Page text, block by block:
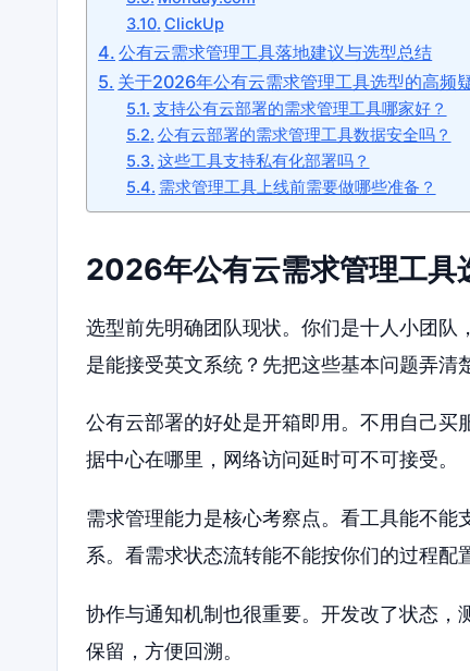
ClickUp
公有云需求管理工具落地建议与选型总结
关于2026年公有云需求管理工具选型的高频
支持公有云部署的需求管理工具哪家好？
公有云部署的需求管理工具数据安全吗？
这些工具支持私有化部署吗？
需求管理工具上线前需要做哪些准备？
2026年公有云需求管理工具
选型前先明确团队现状。你们是十人小团
是能接受英文系统？先把这些基本问题弄清
公有云部署的好处是开箱即用。不用自己
据中心在哪里，网络访问延时可不可接受。
需求管理能力是核心考察点。看工具能不
系。看需求状态流转能不能按你们的过程配
协作与通知机制也很重要。开发改了状态
保留，方便回溯。